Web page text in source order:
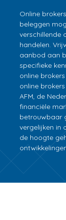
Online
beleggen
verschillende
handelen.
aanbod aan
specifieke
online
online
AFM, de
financiële
betrouwbaar
vergelijken in
de hoogte